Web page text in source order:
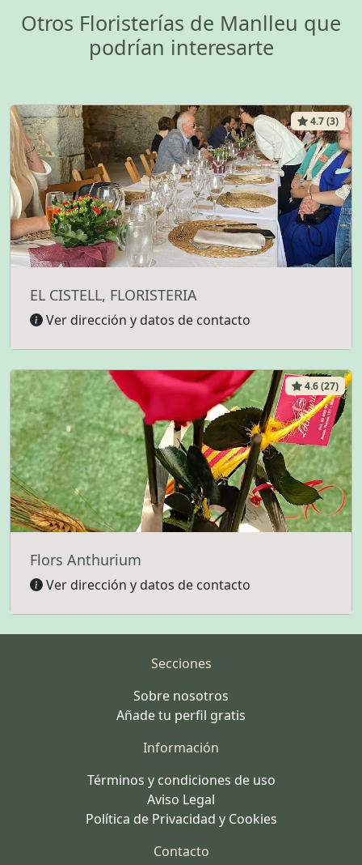
Otros Floristerías de Manlleu que
podrían interesarte
4.7 (3)
EL CISTELL, FLORISTERIA
Ver dirección y datos de contacto
4.6 (27)
Flors Anthurium
Ver dirección y datos de contacto
Secciones
Sobre nosotros
Añade tu perfil gratis
Información
Términos y condiciones de uso
Aviso Legal
Política de Privacidad y Cookies
Contacto